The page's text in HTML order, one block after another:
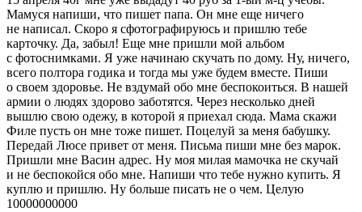
Мамуся напиши, что пишет папа. Он мне еще ничего
не написал. Скоро я сфотографируюсь и пришлю тебе
карточку. Да, забыл! Еще мне пришли мой альбом
с фотоснимками. Я уже начинаю скучать по дому. Ну, ничего,
всего полтора годика и тогда мы уже будем вместе. Пиши
о своем здоровье. Не вздумай обо мне беспокоиться. В нашей
армии о людях здорово заботятся. Через несколько дней
вышлю свою одежу, в которой я приехал сюда. Мама скажи
Филе пусть он мне тоже пишет. Поцелуй за меня бабушку.
Передай Люсе привет от меня. Письма пиши мне без марок.
Пришли мне Васин адрес. Ну моя милая мамочка не скучай
и не беспокойся обо мне. Напиши что тебе нужно купить. Я
куплю и пришлю. Ну больше писать не о чем. Целую
10000000000